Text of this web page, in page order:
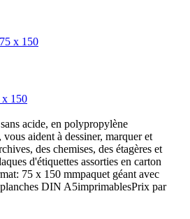
x 150
acide, en polypropylène
aident à dessiner, marquer et
des chemises, des étagères et
d'étiquettes assorties en carton
75 x 150 mmpaquet géant avec
DIN A5imprimablesPrix par